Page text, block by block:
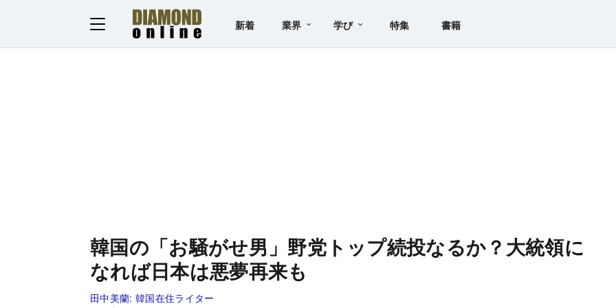
新着 業界 学び 特集 書籍
韓国の「お騒がせ男」野党トップ続投なるか？大統領に
なれば日本は悪夢再来も
田中美蘭: 韓国在住ライター